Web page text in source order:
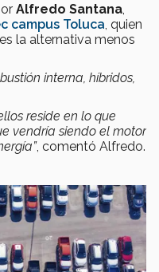
Alfredo Santana
campus Toluca , quien
la alternativa menos
interna, híbridos,
reside en lo que
vendría siendo el motor
, comentó Alfredo.